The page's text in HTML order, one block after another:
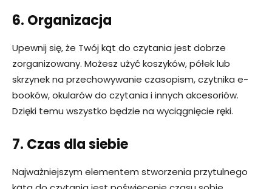
6. Organizacja
Upewnij się, że Twój kąt do czytania jest dobrze
zorganizowany. Możesz użyć koszyków, półek lub
skrzynek na przechowywanie czasopism, czytnika e-
booków, okularów do czytania i innych akcesoriów.
Dzięki temu wszystko będzie na wyciągnięcie ręki.
7. Czas dla siebie
Najważniejszym elementem stworzenia przytulnego